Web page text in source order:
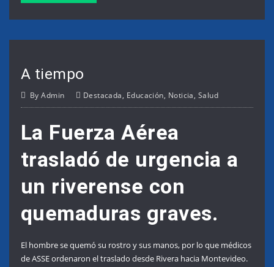
A tiempo
ByAdmin Destacada, Educación, Noticia, Salud
La Fuerza Aérea
trasladó de urgencia a
un riverense con
quemaduras graves.
El hombre se quemó su rostro y sus manos, por lo que médicos
de ASSE ordenaron el traslado desde Rivera hacia Montevideo.